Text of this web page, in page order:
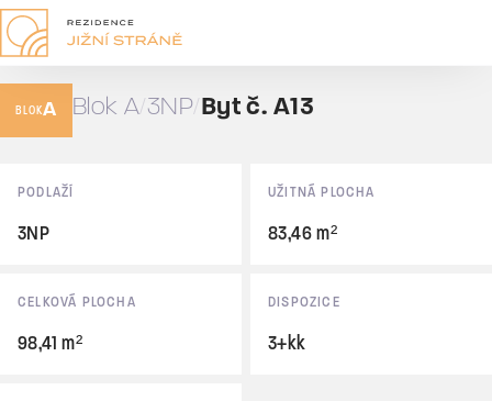
BLOKA Blok A 3NP Byt č. A13
Základní údaje
PODLAŽÍ
3NP
UŽITNÁ PLOCHA
83,46 m²
CELKOVÁ PLOCHA
98,41 m²
DISPOZICE
3+kk
A13
98,41 m²
Prodáno